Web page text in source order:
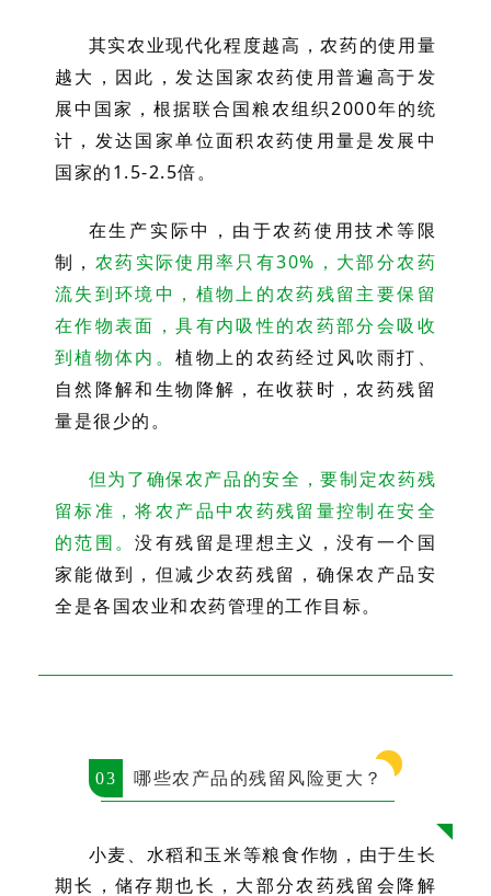
其实农业现代化程度越高，农药的使用量
越大，因此，发达国家农药使用普遍高于发
展中国家，根据联合国粮农组织2000年的统
计，发达国家单位面积农药使用量是发展中
国家的1.5-2.5倍。
在生产实际中，由于农药使用技术等限
制， 农药实际使用率只有30%，大部分农药
流失到环境中，植物上的农药残留主要保留
在作物表面，具有内吸性的农药部分会吸收
到植物体内。植物上的农药经过风吹雨打、
自然降解和生物降解，在收获时，农药残留
量是很少的。
但为了确保农产品的安全，要制定农药残
留标准，将农产品中农药残留量控制在安全
的范围。没有残留是理想主义，没有一个国
家能做到，但减少农药残留，确保农产品安
全是各国农业和农药管理的工作目标。
03 哪些农产品的残留风险更大？
小麦、水稻和玉米等粮食作物，由于生长
期长，储存期也长，大部分农药残留会降解